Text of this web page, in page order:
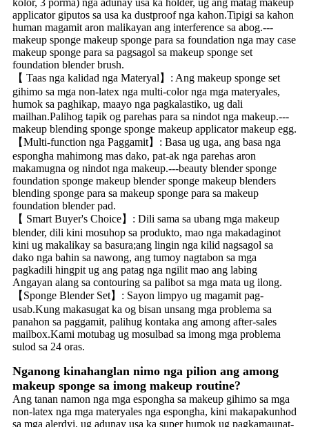
applicator giputos sa usa ka dustproof nga kahon.Tipigi sa kahon
human magamit aron malikayan ang interference sa abog.---
makeup sponge makeup sponge para sa foundation nga may case
makeup sponge para sa pagsagol sa makeup sponge set
foundation blender brush.
【 Taas nga kalidad nga Materyal】: Ang makeup sponge set
gihimo sa mga non-latex nga multi-color nga mga materyales,
humok sa paghikap, maayo nga pagkalastiko, ug dali
mailhan.Palihog tapik og parehas para sa nindot nga makeup.---
makeup blending sponge sponge makeup applicator makeup egg.
【Multi-function nga Paggamit】: Basa ug uga, ang basa nga
espongha mahimong mas dako, pat-ak nga parehas aron
makamugna og nindot nga makeup.---beauty blender sponge
foundation sponge makeup blender sponge makeup blenders
blending sponge para sa makeup sponge para sa makeup
foundation blender pad.
【 Smart Buyer's Choice】: Dili sama sa ubang mga makeup
blender, dili kini mosuhop sa produkto, mao nga makadaginot
kini ug makalikay sa basura;ang lingin nga kilid nagsagol sa
dako nga bahin sa nawong, ang tumoy nagtabon sa mga
pagkadili hingpit ug ang patag nga ngilit mao ang labing
Angayan alang sa contouring sa palibot sa mga mata ug ilong.
【Sponge Blender Set】: Sayon limpyo ug magamit pag-
usab.Kung makasugat ka og bisan unsang mga problema sa
panahon sa paggamit, palihug kontaka ang among after-sales
mailbox.Kami motubag ug mosulbad sa imong mga problema
sulod sa 24 oras.
Nganong kinahanglan nimo nga pilion ang among
makeup sponge sa imong makeup routine?
Ang tanan namon nga mga espongha sa makeup gihimo sa mga
non-latex nga mga materyales nga espongha, kini makapakunhod
sa mga alerdyi, ug adunay usa ka super humok ug pagkamaunat-